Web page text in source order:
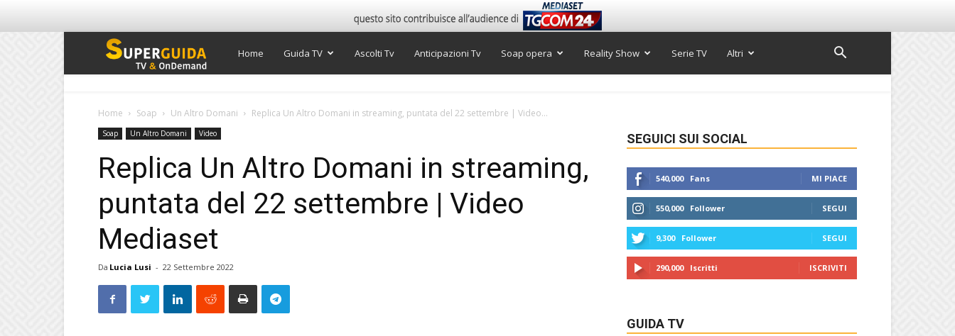
Super
Home Guida TV Ascolti Tv Anticipazioni Tv Soap opera Reality Show Serie TV Altri
Home Soap Un Altro Domani Replica Un Altro Domani in streaming, puntata del 22 settembre | Video...
Soap Un Altro Domani Video
Replica Un Altro Domani in streaming,
puntata del 22 settembre | Video
Mediaset
Da Lucia Lusi - 22 Settembre 2022
SEGUICI SUI SOCIAL
540,000 Fans MI PIACE
550,000 Follower SEGUI
9,300 Follower SEGUI
290,000 Iscritti ISCRIVITI
GUIDA TV